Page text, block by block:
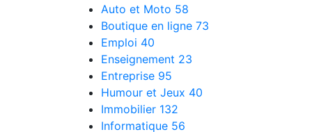
Auto et Moto 58
Boutique en ligne 73
Emploi 40
Enseignement 23
Entreprise 95
Humour et Jeux 40
Immobilier 132
Informatique 56